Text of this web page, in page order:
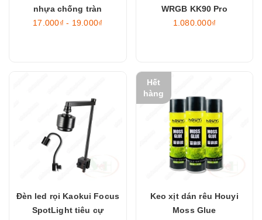
nhựa chống tràn
17.000₫ - 19.000₫
WRGB KK90 Pro
1.080.000₫
Đèn led rọi Kaokui Focus
SpotLight tiêu cự
Hết
hàng
Keo xịt dán rêu Houyi
Moss Glue